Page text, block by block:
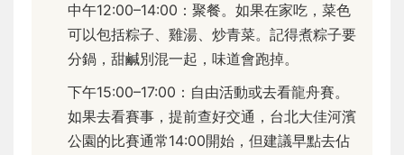
中午12:00–14:00：聚餐。如果在家吃，菜色
可以包括粽子、雞湯、炒青菜。記得煮粽子要
分鍋，甜鹹別混一起，味道會跑掉。
下午15:00–17:00：自由活動或去看龍舟賽。
如果去看賽事，提前查好交通，台北大佳河濱
公園的比賽通常14:00開始，但建議早點去佔